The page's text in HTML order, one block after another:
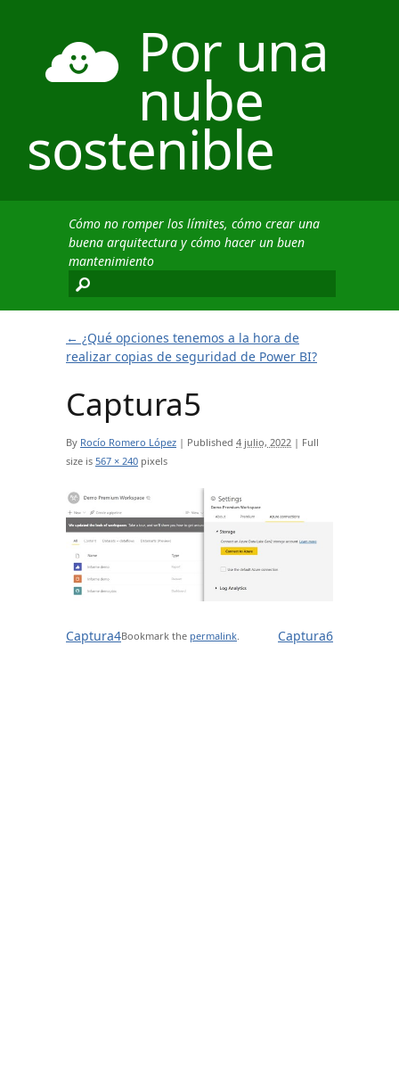
Por una
nube
sostenible
Cómo no romper los límites, cómo crear una
buena arquitectura y cómo hacer un buen
mantenimiento
← ¿Qué opciones tenemos a la hora de
realizar copias de seguridad de Power BI?
Captura5
By Rocío Romero López | Published 4 julio, 2022 | Full
size is 567 × 240 pixels
Captura4 Captura6
Bookmark the permalink